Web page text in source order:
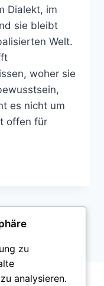
Dialekt, im
sie bleibt
Welt.
woher sie
es nicht um
offen für
zu
analysieren.